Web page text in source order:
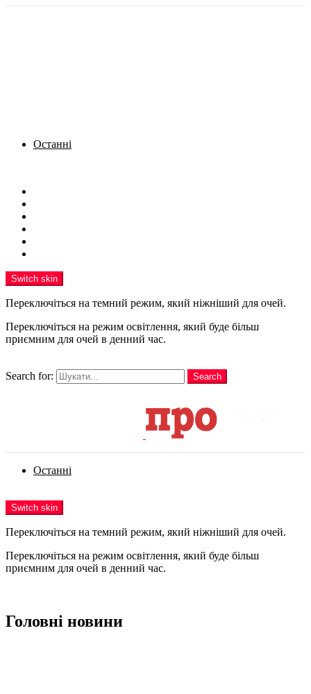
Останні
Switch skin
Переключіться на темний режим, який ніжніший для очей.
Переключіться на режим освітлення, який буде більш
приємним для очей в денний час.
Search for:
Search
Останні
Switch skin
Переключіться на темний режим, який ніжніший для очей.
Переключіться на режим освітлення, який буде більш
приємним для очей в денний час.
Головні новини